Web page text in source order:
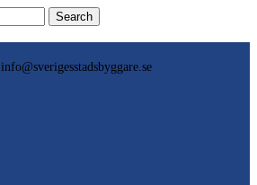
info@sverigesstadsbyggare.se